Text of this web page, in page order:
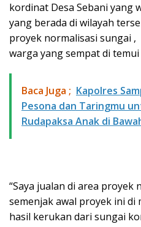
kordinat Desa Sebani
yang berada di wilayah
proyek normalisasi sungai
warga yang sempat di
Baca Juga ; Kapolres
Pesona dan Taringmu
Rudapaksa Anak di
“Saya jualan di area proyek
semenjak awal proyek ini di
hasil kerukan dari sungai